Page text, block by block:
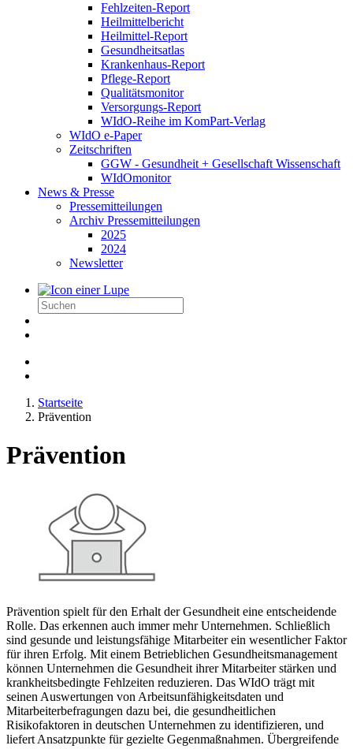
Fehlzeiten-Report
Heilmittelbericht
Heilmittel-Report
Gesundheitsatlas
Krankenhaus-Report
Pflege-Report
Qualitätsmonitor
Versorgungs-Report
WIdO-Reihe im KomPart-Verlag
WIdO e-Paper
Zeitschriften
GGW - Gesundheit + Gesellschaft Wissenschaft
WIdOmonitor
News & Presse
Pressemitteilungen
Archiv Pressemitteilungen
2025
2024
Newsletter
Startseite
Prävention
Prävention
Prävention spielt für den Erhalt der Gesundheit eine entscheidende
Rolle. Das erkennen auch immer mehr Unternehmen. Schließlich
sind gesunde und leistungsfähige Mitarbeiter ein wesentlicher Faktor
für ihren Erfolg. Mit einem Betrieblichen Gesundheitsmanagement
können Unternehmen die Gesundheit ihrer Mitarbeiter stärken und
krankheitsbedingte Fehlzeiten reduzieren. Das WIdO trägt mit
seinen Auswertungen von Arbeitsunfähigkeitsdaten und
Mitarbeiterbefragungen dazu bei, die gesundheitlichen
Risikofaktoren in deutschen Unternehmen zu identifizieren, und
liefert Ansatzpunkte für gezielte Gegenmaßnahmen. Übergreifende